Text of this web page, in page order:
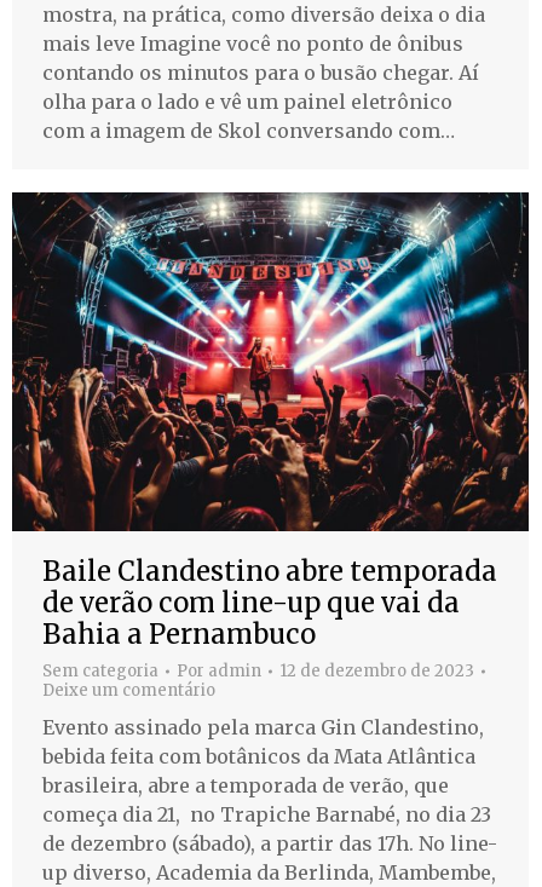
mostra, na prática, como diversão deixa o dia
mais leve Imagine você no ponto de ônibus
contando os minutos para o busão chegar. Aí
olha para o lado e vê um painel eletrônico
com a imagem de Skol conversando com…
Baile Clandestino abre temporada
de verão com line-up que vai da
Bahia a Pernambuco
Sem categoria Por admin
12 de dezembro de 2023
Deixe um comentário
Evento assinado pela marca Gin Clandestino,
bebida feita com botânicos da Mata Atlântica
brasileira, abre a temporada de verão, que
começa dia 21, no Trapiche Barnabé, no dia 23
de dezembro (sábado), a partir das 17h. No line-
up diverso, Academia da Berlinda, Mambembe,